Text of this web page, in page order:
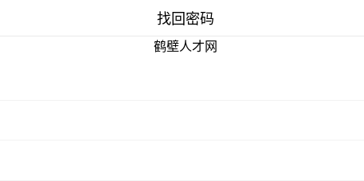
找回密码
鹤壁人才网